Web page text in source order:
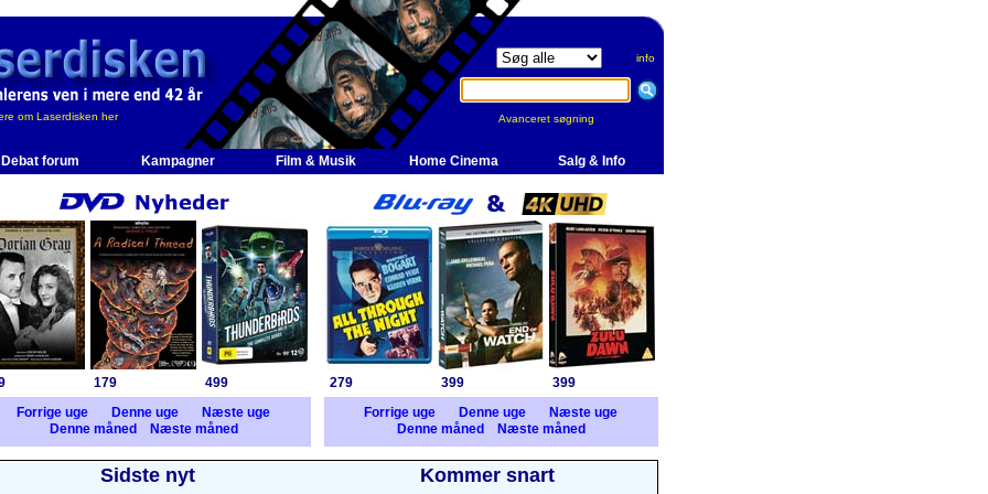
Debat forum Kampagner Film & Musik Home Cinema Salg & Info
om Laserdisken her
info
Avanceret søgning
179
499
Forrige uge
Denne uge
Næste uge
Denne måned
Næste måned
279 399
399
Forrige uge
Denne uge
Næste uge
Denne måned
Næste måned
Sidste nyt Kommer snart